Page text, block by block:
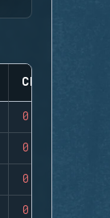
CLUTCHES
0
0
0
0